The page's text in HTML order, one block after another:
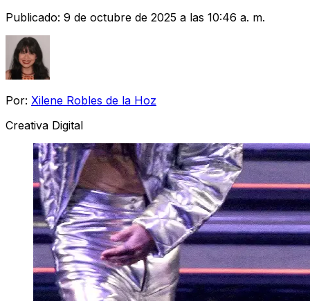
Publicado: 9 de octubre de 2025 a las 10:46 a. m.
Por: Xilene Robles de la Hoz
Creativa Digital